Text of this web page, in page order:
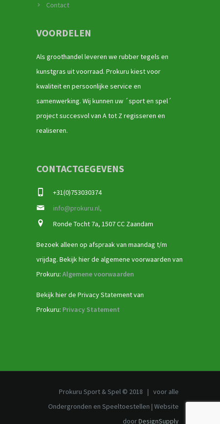
Contact
VOORDELEN
Als groothandel leveren we rubber tegels en
kunstgras uit voorraad. Prokuru kiest voor
kwaliteit en persoonlijke service en
samenwerking. Wij kunnen uw ´sport en spel´
project succesvol van A tot Z regisseren en
realiseren.
CONTACTGEGEVENS
+31(0)753030374
info@prokuru.nl,
Ronde Tocht 7a, 1507 CC Zaandam
Bezoek alleen op afspraak van maandag t/m
vrijdag. Bekijk hier de algemene voorwaarden van
Prokuru: Algemene voorwaarden
Bekijk hier de Privacy Statement van
Prokuru: Privacy Statement
Prokuru Sport & Spel © 2018 | voor alle
Ondergronden en Speeltoestellen | Website
doorDesignSupply